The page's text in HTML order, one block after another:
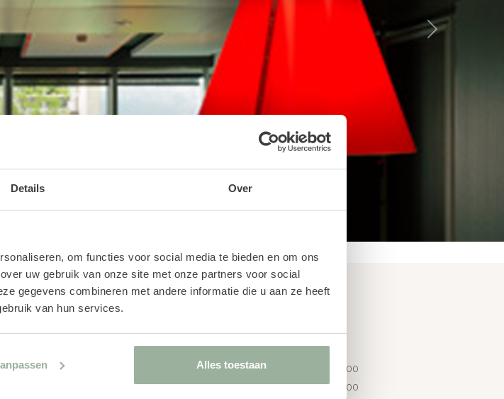
Details Over
om functies voor social media te bieden en om ons
uw gebruik van onze site met onze partners voor social
gegevens combineren met andere informatie die u aan ze heeft
van hun services.
Alles toestaan
Next
035 60 110 04
Ma t/m za telefonisch bereikbaar
OPENINGSTIJDEN
Maandag 13:00 - 18:00
Di t/m Vrij 10:00 - 18:00